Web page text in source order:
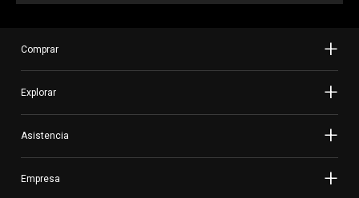
Comprar
Explorar
Asistencia
Empresa